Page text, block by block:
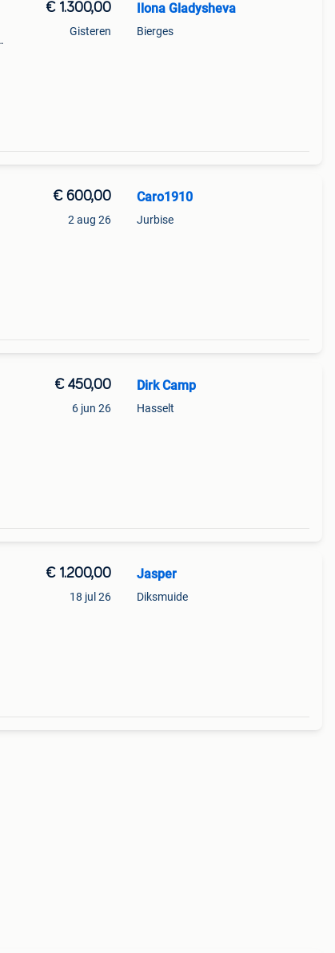
€ 1.300,00
Gisteren
Ilona Gladysheva
Bierges
€ 600,00
2 aug 26
Caro1910
Jurbise
€ 450,00
6 jun 26
Dirk Camp
Hasselt
€ 1.200,00
18 jul 26
Jasper
Diksmuide